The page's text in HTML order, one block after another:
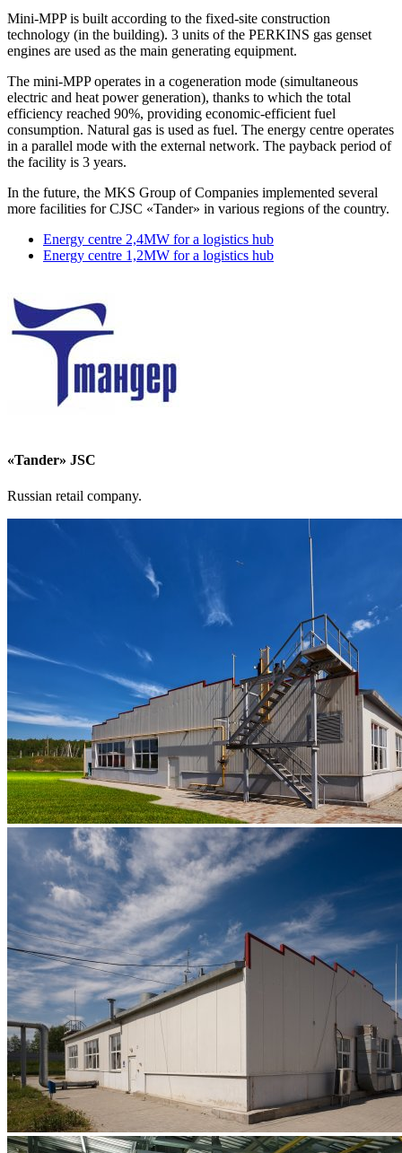
Mini-MPP is built according to the fixed-site construction
technology (in the building). 3 units of the PERKINS gas genset
engines are used as the main generating equipment.
The mini-MPP operates in a cogeneration mode (simultaneous
electric and heat power generation), thanks to which the total
efficiency reached 90%, providing economic-efficient fuel
consumption. Natural gas is used as fuel. The energy centre operates
in a parallel mode with the external network. The payback period of
the facility is 3 years.
In the future, the MKS Group of Companies implemented several
more facilities for CJSC «Tander» in various regions of the country.
Energy centre 2,4MW for a logistics hub
Energy centre 1,2MW for a logistics hub
«Tander» JSC
Russian retail company.